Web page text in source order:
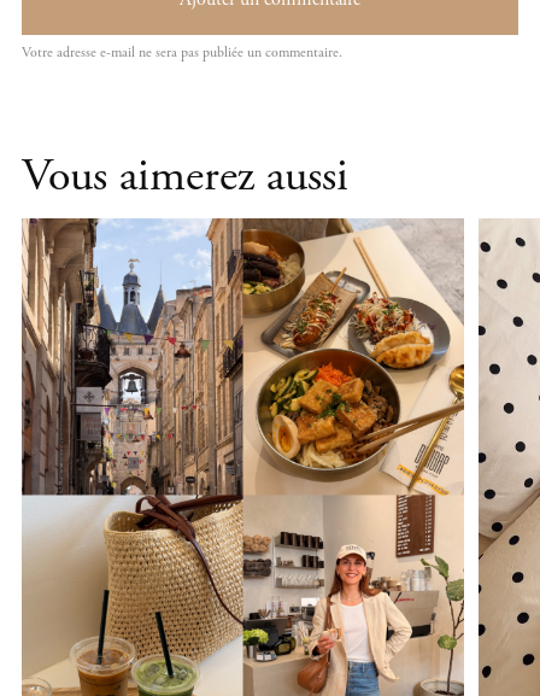
Vous aimerez aussi